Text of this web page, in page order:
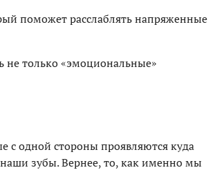
поможет расслаблять напряженные
только «эмоциональные»
с одной стороны проявляются куда
наши зубы. Вернее, то, как именно мы